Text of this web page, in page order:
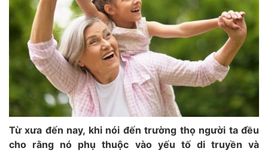
Từ xưa đến nay, khi nói đến trường thọ người ta đều
cho rằng nó phụ thuộc vào yếu tố di truyền và